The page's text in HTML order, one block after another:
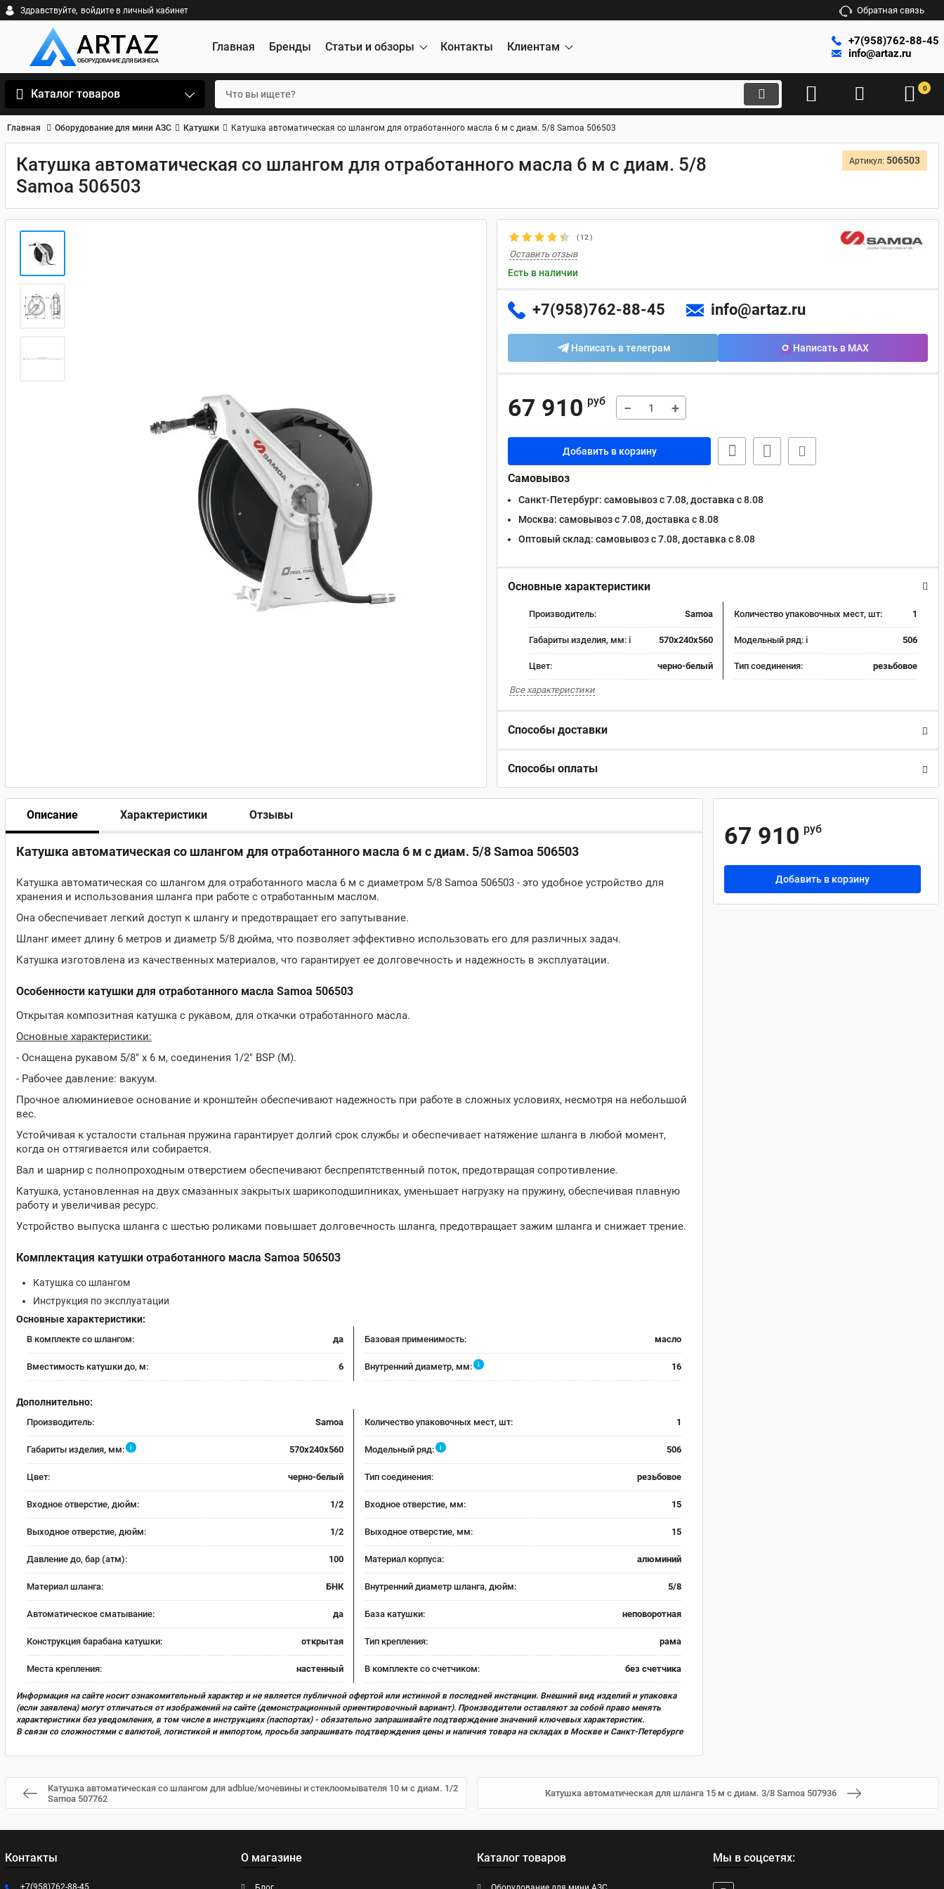
Здравствуйте, войдите в личный кабинет Обратная связь
Главная Бренды Статьи и обзоры Контакты Клиентам
+7(958)762-88-45
info@artaz.ru
Каталог товаров 0
Главная Оборудование для мини АЗС Катушки Катушка автоматическая со шлангом для отработанного масла 6 м с диам. 5/8 Samoa 506503
Катушка автоматическая со шлангом для отработанного масла 6 м с диам. 5/8
Samoa 506503
Артикул: 506503
(12 )
Оставить отзыв
Есть в наличии
+7(958)762-88-45 info@artaz.ru
Написать в телеграм Написать в MAX
67 910 руб − +
Добавить в корзину
Самовывоз
Санкт-Петербург: самовывоз с 7.08, доставка c 8.08
Москва: самовывоз с 7.08, доставка c 8.08
Оптовый склад: самовывоз с 7.08, доставка c 8.08
Основные характеристики
Производитель: Samoa Количество упаковочных мест, шт: 1
Габариты изделия, мм: i 570х240х560 Модельный ряд: i 506
Цвет: черно-белый Тип соединения: резьбовое
Все характеристики
Способы доставки
Способы оплаты
Описание Характеристики Отзывы
Катушка автоматическая со шлангом для отработанного масла 6 м с диам. 5/8 Samoa 506503
Катушка автоматическая со шлангом для отработанного масла 6 м с диаметром 5/8 Samoa 506503 - это удобное устройство для
хранения и использования шланга при работе с отработанным маслом.
Она обеспечивает легкий доступ к шлангу и предотвращает его запутывание.
Шланг имеет длину 6 метров и диаметр 5/8 дюйма, что позволяет эффективно использовать его для различных задач.
Катушка изготовлена из качественных материалов, что гарантирует ее долговечность и надежность в эксплуатации.
Особенности катушки для отработанного масла Samoa 506503
Открытая композитная катушка с рукавом, для откачки отработанного масла.
Основные характеристики:
- Оснащена рукавом 5/8" х 6 м, соединения 1/2" BSP (M).
- Рабочее давление: вакуум.
Прочное алюминиевое основание и кронштейн обеспечивают надежность при работе в сложных условиях, несмотря на небольшой
вес.
Устойчивая к усталости стальная пружина гарантирует долгий срок службы и обеспечивает натяжение шланга в любой момент,
когда он оттягивается или собирается.
Вал и шарнир с полнопроходным отверстием обеспечивают беспрепятственный поток, предотвращая сопротивление.
Катушка, установленная на двух смазанных закрытых шарикоподшипниках, уменьшает нагрузку на пружину, обеспечивая плавную
работу и увеличивая ресурс.
Устройство выпуска шланга с шестью роликами повышает долговечность шланга, предотвращает зажим шланга и снижает трение.
Комплектация катушки отработанного масла Samoa 506503
Катушка со шлангом
Инструкция по эксплуатации
Основные характеристики:
В комплекте со шлангом: да Базовая применимость: масло
Вместимость катушки до, м: 6 Внутренний диаметр, мм: i 16
Дополнительно:
Производитель: Samoa Количество упаковочных мест, шт: 1
Габариты изделия, мм: i 570х240х560 Модельный ряд: i 506
Цвет: черно-белый Тип соединения: резьбовое
Входное отверстие, дюйм: 1/2 Входное отверстие, мм: 15
Выходное отверстие, дюйм: 1/2 Выходное отверстие, мм: 15
Давление до, бар (атм): 100 Материал корпуса: алюминий
Материал шланга: БНК Внутренний диаметр шланга, дюйм: 5/8
Автоматическое сматывание: да База катушки: неповоротная
Конструкция барабана катушки: открытая Тип крепления: рама
Места крепления: настенный В комплекте со счетчиком: без счетчика
Информация на сайте носит ознакомительный характер и не является публичной офертой или истинной в последней инстанции. Внешний вид изделий и упаковка
(если заявлена) могут отличаться от изображений на сайте (демонстрационный ориентировочный вариант). Производители оставляют за собой право менять
характеристики без уведомления, в том числе в инструкциях (паспортах) - обязательно запрашивайте подтверждение значений ключевых характеристик.
В связи со сложностями с валютой, логистикой и импортом, просьба запрашивать подтверждения цены и наличия товара на складах в Москве и Санкт-Петербурге
67 910 руб
Добавить в корзину
Катушка автоматическая со шлангом для adblue/мочевины и стеклоомывателя 10 м с диам. 1/2
Samoa 507762
Катушка автоматическая для шланга 15 м с диам. 3/8 Samoa 507936
Контакты
+7(958)762-88-45
О магазине Каталог товаров Мы в соцсетях: